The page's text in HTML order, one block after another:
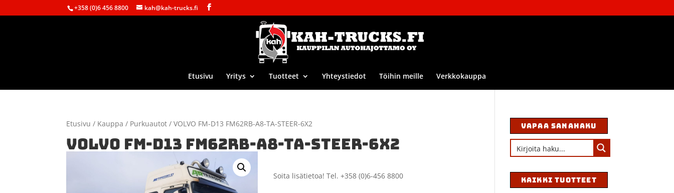
+358 (0)6 456 8800 kah@kah-trucks.fi
Etusivu Yritys Tuotteet Yhteystiedot Töihin meille Verkkokauppa
Etusivu / Kauppa / Purkuautot / VOLVO FM-D13 FM62RB-A8-TA-STEER-6X2
VOLVO FM-D13 FM62RB-A8-TA-STEER-6X2
Soita lisätietoa! Tel. +358 (0)6-456 8800
VAPAA SANAHAKU
KAIKKI TUOTTEET